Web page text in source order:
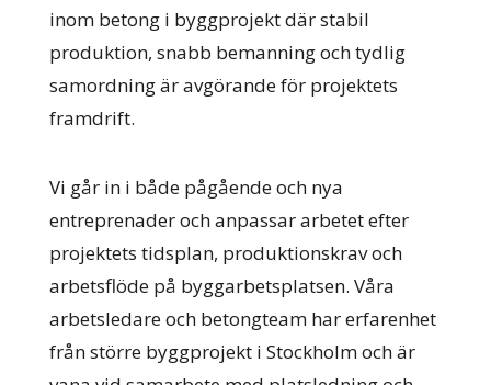
inom betong i byggprojekt där stabil
produktion, snabb bemanning och tydlig
samordning är avgörande för projektets
framdrift.
Vi går in i både pågående och nya
entreprenader och anpassar arbetet efter
projektets tidsplan, produktionskrav och
arbetsflöde på byggarbetsplatsen. Våra
arbetsledare och betongteam har erfarenhet
från större byggprojekt i Stockholm och är